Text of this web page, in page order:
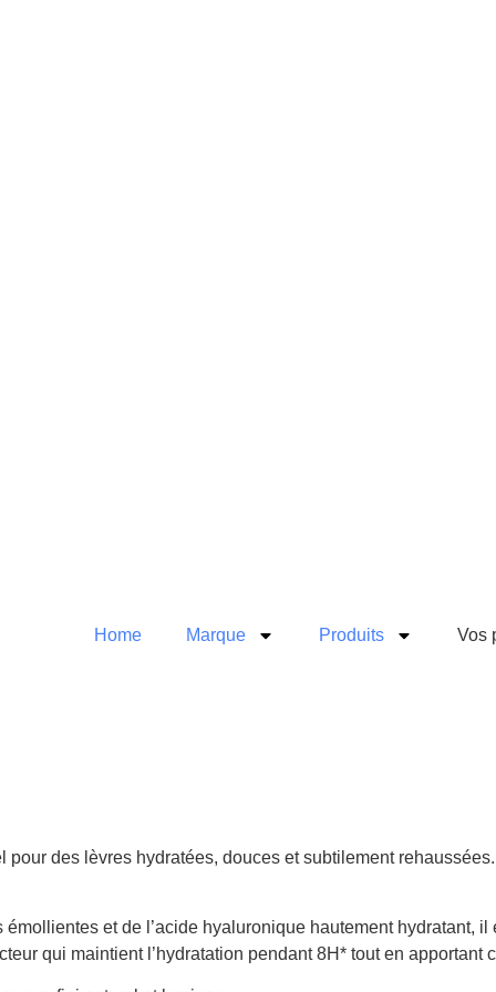
Home Marque Produits Vos
des lèvres hydratées, douces et subtilement rehaussées.
et de l’acide hyaluronique hautement hydratant,
qui maintient l’hydratation pendant 8H* tout en apportant